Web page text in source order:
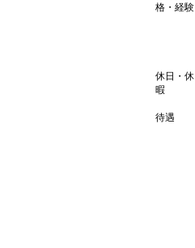
格・経験
休日・休
暇
待遇